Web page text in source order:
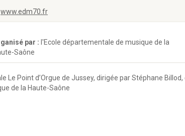
www.edm70.fr
par : l'Ecole départementale de musique de la
Saône
Le Point d’Orgue de Jussey, dirigée par Stéphane
de la Haute-Saône